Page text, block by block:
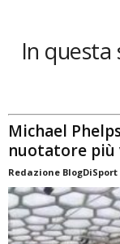
In questa
Michael
nuotatore più
Redazione BlogDiSport